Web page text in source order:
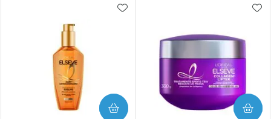
ADICIONAR AOS FAVORITOS
COMPRAR COMPRAR